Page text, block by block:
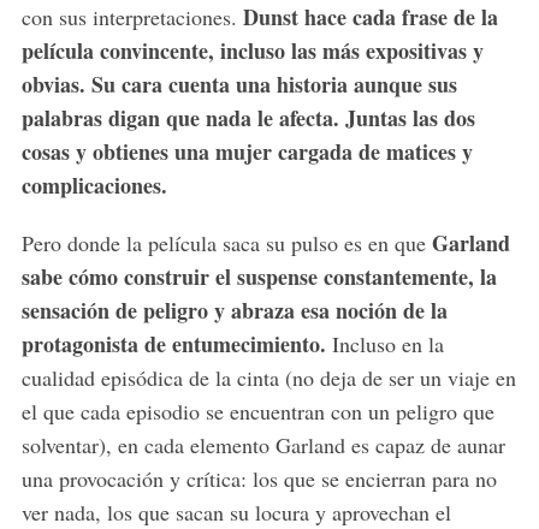
con sus interpretaciones. Dunst hace cada frase de la
película convincente, incluso las más expositivas y
obvias. Su cara cuenta una historia aunque sus
palabras digan que nada le afecta. Juntas las dos
cosas y obtienes una mujer cargada de matices y
complicaciones.
Pero donde la película saca su pulso es en que Garland
sabe cómo construir el suspense constantemente, la
sensación de peligro y abraza esa noción de la
protagonista de entumecimiento. Incluso en la
cualidad episódica de la cinta (no deja de ser un viaje en
el que cada episodio se encuentran con un peligro que
solventar), en cada elemento Garland es capaz de aunar
una provocación y crítica: los que se encierran para no
ver nada, los que sacan su locura y aprovechan el
a
r